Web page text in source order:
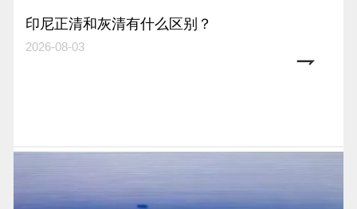
印尼正清和灰清有什么区别？
2026-08-03